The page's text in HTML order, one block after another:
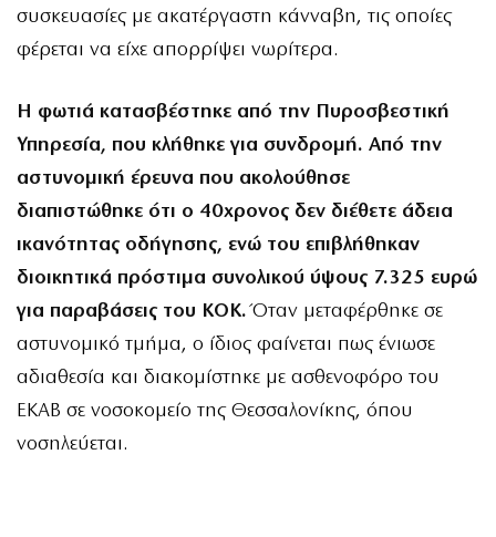
συσκευασίες με ακατέργαστη κάνναβη, τις οποίες
φέρεται να είχε απορρίψει νωρίτερα.
Η φωτιά κατασβέστηκε από την Πυροσβεστική
Υπηρεσία, που κλήθηκε για συνδρομή. Από την
αστυνομική έρευνα που ακολούθησε
διαπιστώθηκε ότι ο 40χρονος δεν διέθετε άδεια
ικανότητας οδήγησης, ενώ του επιβλήθηκαν
διοικητικά πρόστιμα συνολικού ύψους 7.325 ευρώ
για παραβάσεις του ΚΟΚ.Όταν μεταφέρθηκε σε
αστυνομικό τμήμα, ο ίδιος φαίνεται πως ένιωσε
αδιαθεσία και διακομίστηκε με ασθενοφόρο του
ΕΚΑΒ σε νοσοκομείο της Θεσσαλονίκης, όπου
νοσηλεύεται.